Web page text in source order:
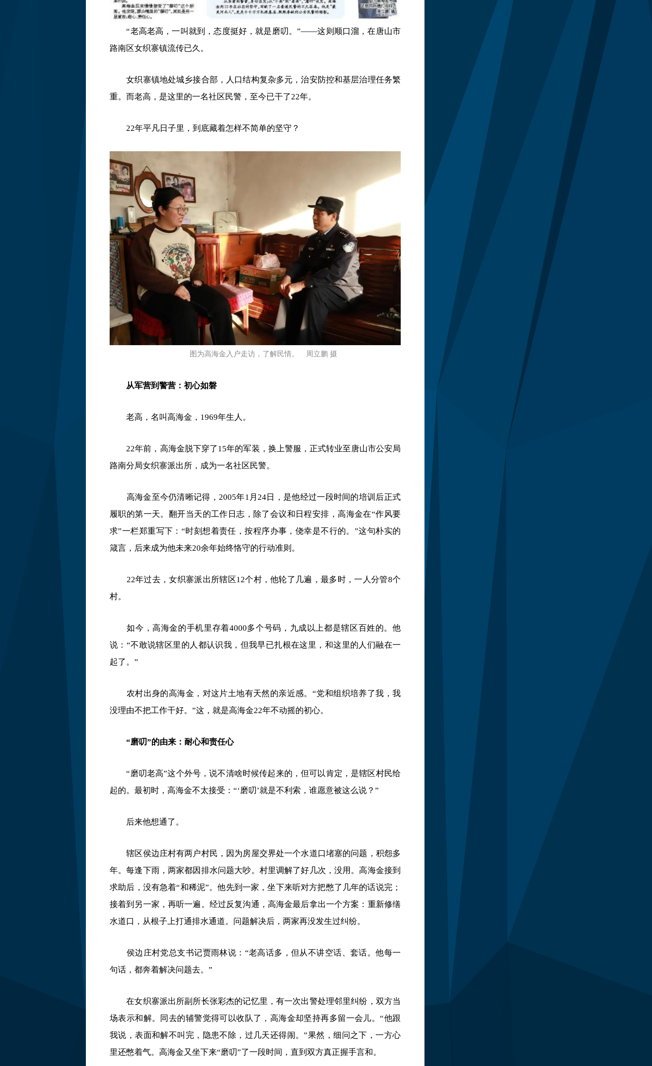
“老高老高，一叫就到，态度挺好，就是磨叨。”——这则顺口溜，在唐山市
路南区女织寨镇流传已久。
女织寨镇地处城乡接合部，人口结构复杂多元，治安防控和基层治理任务繁
重。而老高，是这里的一名社区民警，至今已干了22年。
22年平凡日子里，到底藏着怎样不简单的坚守？
图为高海金入户走访，了解民情。 周立鹏 摄
从军营到警营：初心如磐
老高，名叫高海金，1969年生人。
22年前，高海金脱下穿了15年的军装，换上警服，正式转业至唐山市公安局
路南分局女织寨派出所，成为一名社区民警。
高海金至今仍清晰记得，2005年1月24日，是他经过一段时间的培训后正式
履职的第一天。翻开当天的工作日志，除了会议和日程安排，高海金在“作风要
求”一栏郑重写下：“时刻想着责任，按程序办事，侥幸是不行的。”这句朴实的
箴言，后来成为他未来20余年始终恪守的行动准则。
22年过去，女织寨派出所辖区12个村，他轮了几遍，最多时，一人分管8个
村。
如今，高海金的手机里存着4000多个号码，九成以上都是辖区百姓的。他
说：“不敢说辖区里的人都认识我，但我早已扎根在这里，和这里的人们融在一
起了。”
农村出身的高海金，对这片土地有天然的亲近感。“党和组织培养了我，我
没理由不把工作干好。”这，就是高海金22年不动摇的初心。
“磨叨”的由来：耐心和责任心
“磨叨老高”这个外号，说不清啥时候传起来的，但可以肯定，是辖区村民给
起的。最初时，高海金不太接受：“‘磨叨’就是不利索，谁愿意被这么说？”
后来他想通了。
辖区侯边庄村有两户村民，因为房屋交界处一个水道口堵塞的问题，积怨多
年。每逢下雨，两家都因排水问题大吵。村里调解了好几次，没用。高海金接到
求助后，没有急着“和稀泥”。他先到一家，坐下来听对方把憋了几年的话说完；
接着到另一家，再听一遍。经过反复沟通，高海金最后拿出一个方案：重新修缮
水道口，从根子上打通排水通道。问题解决后，两家再没发生过纠纷。
侯边庄村党总支书记贾雨林说：“老高话多，但从不讲空话、套话。他每一
句话，都奔着解决问题去。”
在女织寨派出所副所长张彩杰的记忆里，有一次出警处理邻里纠纷，双方当
场表示和解。同去的辅警觉得可以收队了，高海金却坚持再多留一会儿。“他跟
我说，表面和解不叫完，隐患不除，过几天还得闹。”果然，细问之下，一方心
里还憋着气。高海金又坐下来“磨叨”了一段时间，直到双方真正握手言和。